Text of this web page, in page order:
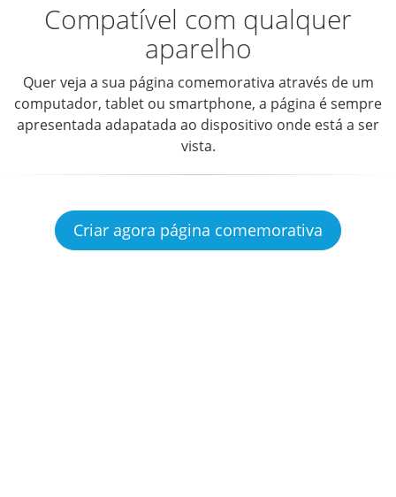
Compatível com qualquer
aparelho
Quer veja a sua página comemorativa através de um
computador, tablet ou smartphone, a página é sempre
apresentada adapatada ao dispositivo onde está a ser
vista.
Criar agora página comemorativa